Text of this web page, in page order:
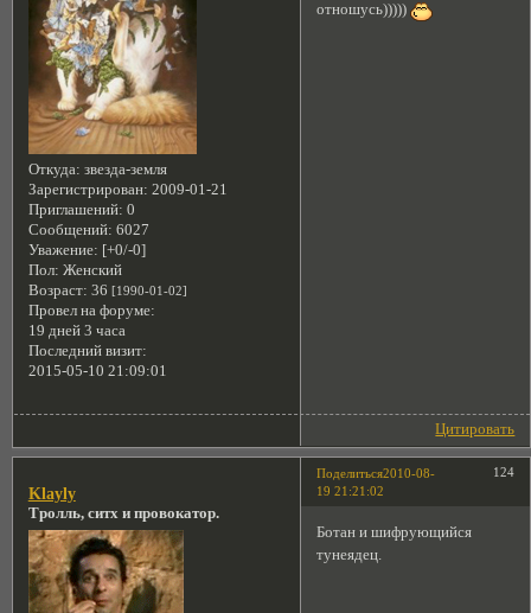
Откуда: звезда-земля
Зарегистрирован: 2009-01-21
Приглашений: 0
Сообщений: 6027
Уважение: [+0/-0]
Пол: Женский
Возраст: 36 [1990-01-02]
Провел на форуме:
19 дней 3 часа
Последний визит:
2015-05-10 21:09:01
отношусь)))))
Цитировать
Поделиться 124
2010-08-
19 21:21:02
Klayly
Тролль, ситх и провокатор.
Ботан и шифрующийся
тунеядец.